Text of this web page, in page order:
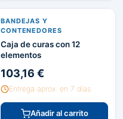
BANDEJAS Y
CONTENEDORES
Caja de curas con 12
elementos
103,16 €
Entrega aprox. en 7 días
Añadir al carrito